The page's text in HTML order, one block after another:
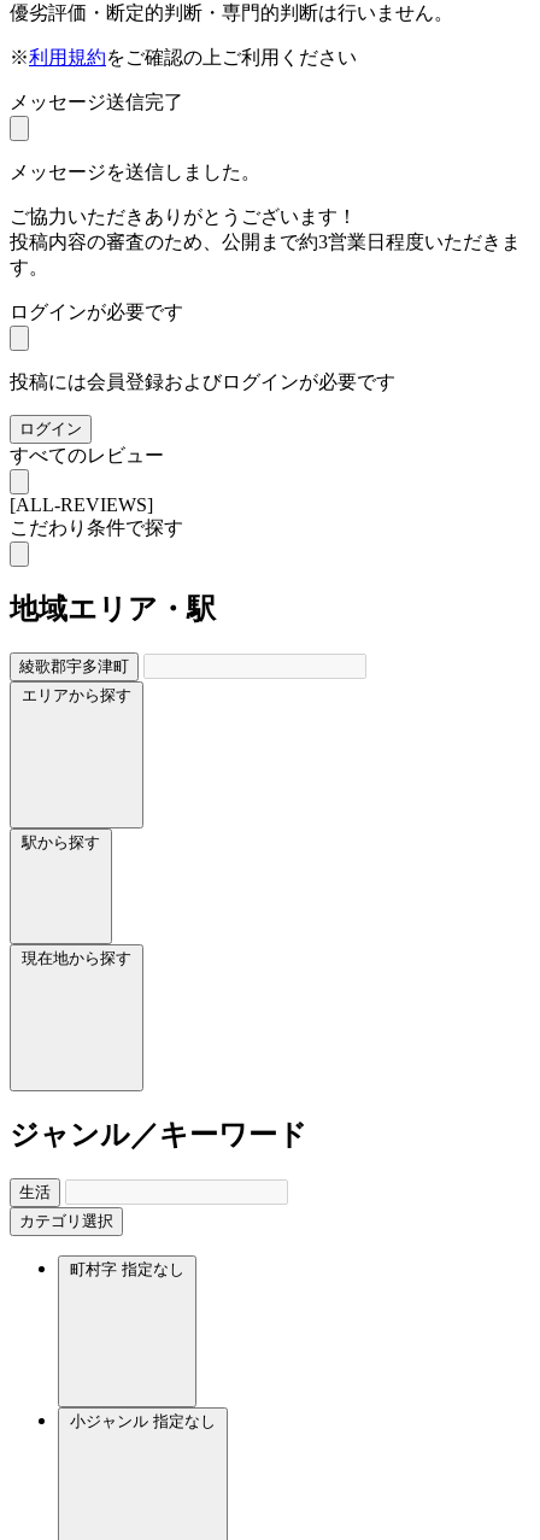
優劣評価・断定的判断・専門的判断は行いません。
※利用規約をご確認の上ご利用ください
メッセージ送信完了
メッセージを送信しました。
ご協力いただきありがとうございます！
投稿内容の審査のため、公開まで約3営業日程度いただきま
す。
ログインが必要です
投稿には会員登録およびログインが必要です
ログイン
すべてのレビュー
[ALL-REVIEWS]
こだわり条件で探す
地域エリア・駅
綾歌郡宇多津町
エリアから探す
駅から探す
現在地から探す
ジャンル／キーワード
生活
カテゴリ選択
町村字 指定なし
小ジャンル 指定なし